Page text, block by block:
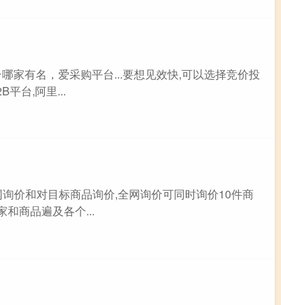
家有名，爱采购平台...要想见效快,可以选择竞价投
平台,阿里...
价和对目标商品询价,全网询价可同时询价10件商
和商品遍及各个...